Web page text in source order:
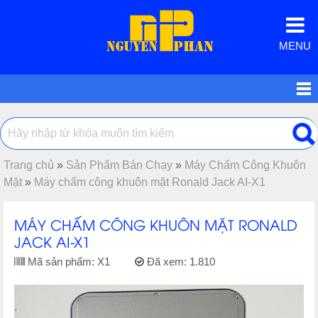
MENU
Trang chủ » Sản Phẩm Bán Chạy » Máy Chấm Công Khuôn
Mặt » Máy chấm công khuôn mặt Ronald Jack AI-X1
MÁY CHẤM CÔNG KHUÔN MẶT RONALD
JACK AI-X1
Mã sản phẩm: X1 Đã xem: 1.810